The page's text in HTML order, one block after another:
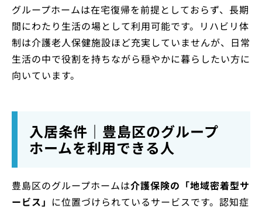
グループホームは在宅復帰を前提としておらず、長期
間にわたり生活の場として利用可能です。リハビリ体
制は介護老人保健施設ほど充実していませんが、日常
生活の中で役割を持ちながら穏やかに暮らしたい方に
向いています。
入居条件｜豊島区のグループ
ホームを利用できる人
豊島区のグループホームは介護保険の「地域密着型サ
ービス」 に位置づけられているサービスです。認知症